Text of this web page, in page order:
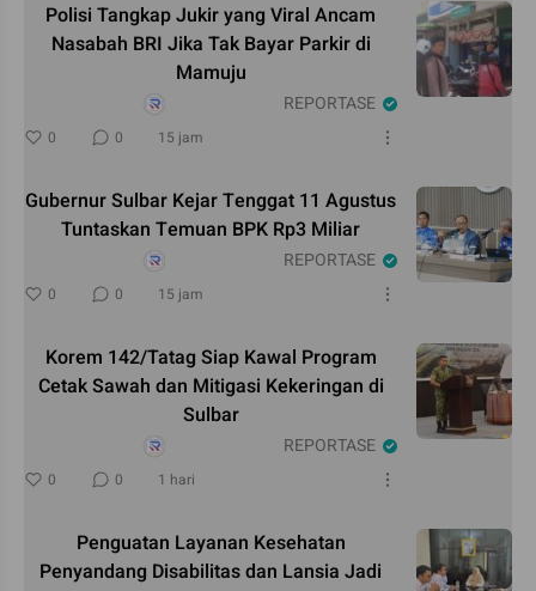
Polisi Tangkap Jukir yang Viral Ancam
Nasabah BRI Jika Tak Bayar Parkir di
Mamuju
REPORTASE
0 0 15 jam
Gubernur Sulbar Kejar Tenggat 11 Agustus
Tuntaskan Temuan BPK Rp3 Miliar
REPORTASE
0 0 15 jam
Korem 142/Tatag Siap Kawal Program
Cetak Sawah dan Mitigasi Kekeringan di
Sulbar
REPORTASE
0 0 1 hari
Penguatan Layanan Kesehatan
Penyandang Disabilitas dan Lansia Jadi